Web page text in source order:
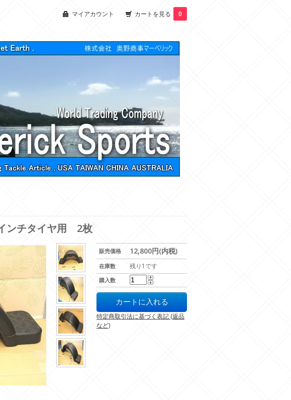
マイアカウント カートを見る 0
ンチタイヤ用 2枚
販売価格 12,800円(内税)
在庫数 残り1です
購入数
特定商取引法に基づく表記 (返品
など)